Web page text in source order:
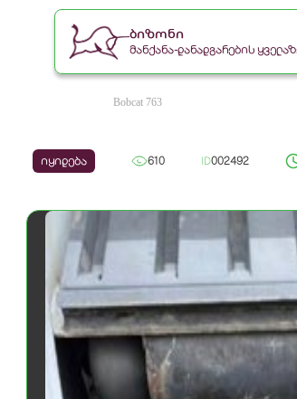
ბიზონი
მანქანა-დანადგარების
Bobcat 763
იყიდება 610 ID002492